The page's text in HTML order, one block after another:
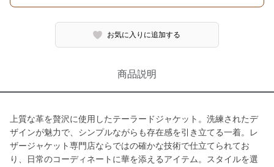
お気に入りに追加する
商品説明
上質な革を贅沢に使用したテーラードジャケット。洗練されたデ
ザインが魅力で、シンプルながらも存在感を引き立てる一着。レ
ザージャケット専門店ならではの確かな技術で仕立てられてお
り、日常のコーディネートに華を添えるアイテム。スタイルを選